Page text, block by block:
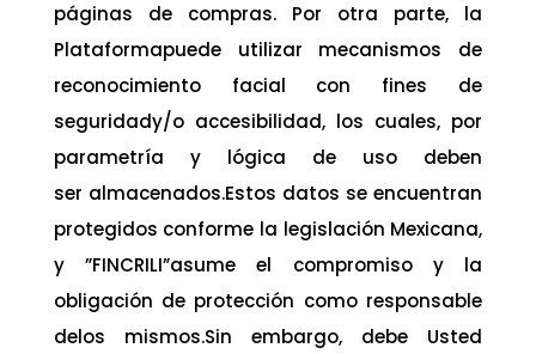
páginas de compras. Por otra parte, la
Plataformapuede utilizar mecanismos de
reconocimiento facial con fines de
seguridady/o accesibilidad, los cuales, por
parametría y lógica de uso deben
ser almacenados.Estos datos se encuentran
protegidos conforme la legislación Mexicana,
y ”FINCRILI”asume el compromiso y la
obligación de protección como responsable
delos mismos.Sin embargo, debe Usted